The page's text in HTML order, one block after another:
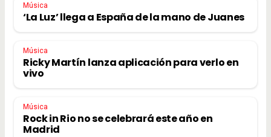
Música
‘La Luz’ llega a España de la mano de Juanes
Música
Ricky Martín lanza aplicación para verlo en
vivo
Música
Rock in Rio no se celebrará este año en
Madrid